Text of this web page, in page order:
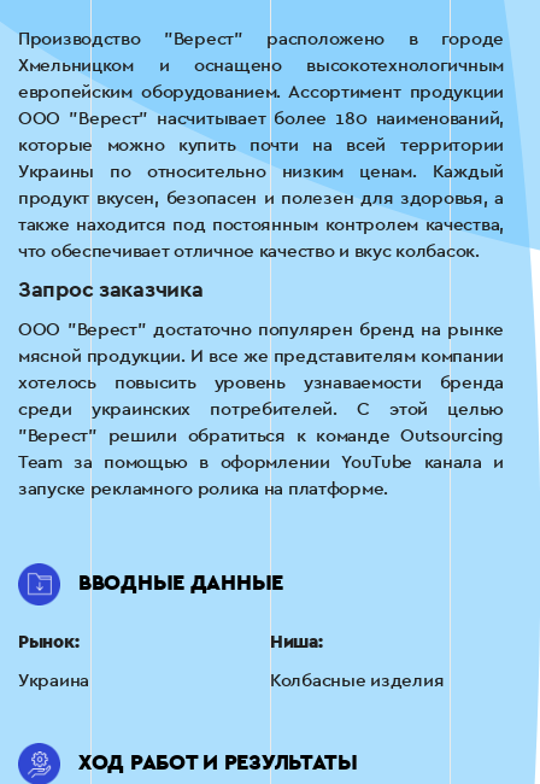
Производство "Верест" расположено в городе
Хмельницком и оснащено высокотехнологичным
европейским оборудованием. Ассортимент продукции
ООО "Верест" насчитывает более 180 наименований,
которые можно купить почти на всей территории
Украины по относительно низким ценам. Каждый
продукт вкусен, безопасен и полезен для здоровья, а
также находится под постоянным контролем качества,
что обеспечивает отличное качество и вкус колбасок.
Запрос заказчика
ООО "Верест" достаточно популярен бренд на рынке
мясной продукции. И все же представителям компании
хотелось повысить уровень узнаваемости бренда
среди украинских потребителей. С этой целью
"Верест" решили обратиться к команде Outsourcing
Team за помощью в оформлении YouTube канала и
запуске рекламного ролика на платформе.
ВВОДНЫЕ ДАННЫЕ
Рынок:
Украина
Ниша:
Колбасные изделия
ХОД РАБОТ И РЕЗУЛЬТАТЫ